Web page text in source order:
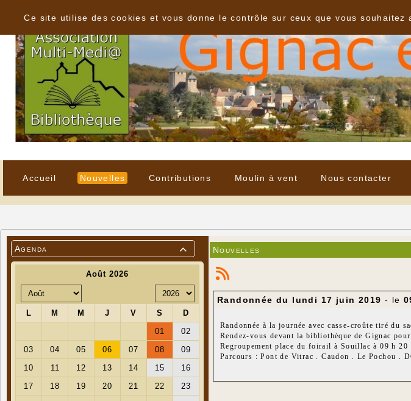
Accueil Nouvelles Contributions Moulin à vent Nous contacter

Agenda Nouvelles
Randonnée du lundi 17 juin 2019 - le
Randonnée à la journée avec casse-croûte tiré du
Rendez-vous devant la bibliothèque de Gignac
Regroupement place du foirail à Souillac à 09 h 20
Parcours : Pont de Vitrac . Caudon . Le Pochou .
Ce site utilise des cookies et vous donne le contrôle sur ceux que vous souhaitez